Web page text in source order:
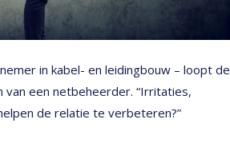
in kabel- en leidingbouw – loopt de
van een netbeheerder. “Irritaties,
de relatie te verbeteren?”